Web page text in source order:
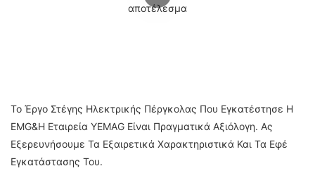
Το Έργο Στέγης Ηλεκτρικής Πέργκολας Που Εγκατέστησε Η
EMG&Η Εταιρεία YEMAG Είναι Πραγματικά Αξιόλογη. Ας
Εξερευνήσουμε Τα Εξαιρετικά Χαρακτηριστικά Και Τα Εφέ
Εγκατάστασης Του.